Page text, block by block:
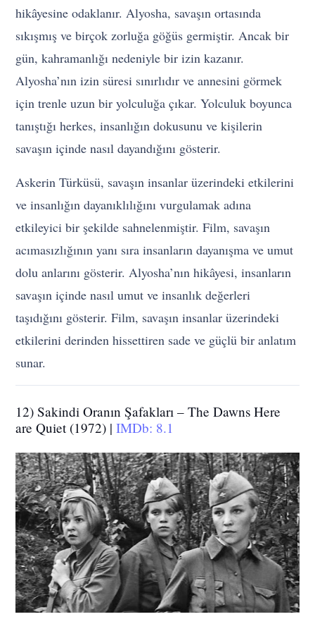
hikâyesine odaklanır. Alyosha, savaşın ortasında
sıkışmış ve birçok zorluğa göğüs germiştir. Ancak bir
gün, kahramanlığı nedeniyle bir izin kazanır.
Alyosha’nın izin süresi sınırlıdır ve annesini görmek
için trenle uzun bir yolculuğa çıkar. Yolculuk boyunca
tanıştığı herkes, insanlığın dokusunu ve kişilerin
savaşın içinde nasıl dayandığını gösterir.
Askerin Türküsü, savaşın insanlar üzerindeki etkilerini
ve insanlığın dayanıklılığını vurgulamak adına
etkileyici bir şekilde sahnelenmiştir. Film, savaşın
acımasızlığının yanı sıra insanların dayanışma ve umut
dolu anlarını gösterir. Alyosha’nın hikâyesi, insanların
savaşın içinde nasıl umut ve insanlık değerleri
taşıdığını gösterir. Film, savaşın insanlar üzerindeki
etkilerini derinden hissettiren sade ve güçlü bir anlatım
sunar.
12) Sakindi Oranın Şafakları – The Dawns Here
are Quiet (1972) |IMDb: 8.1